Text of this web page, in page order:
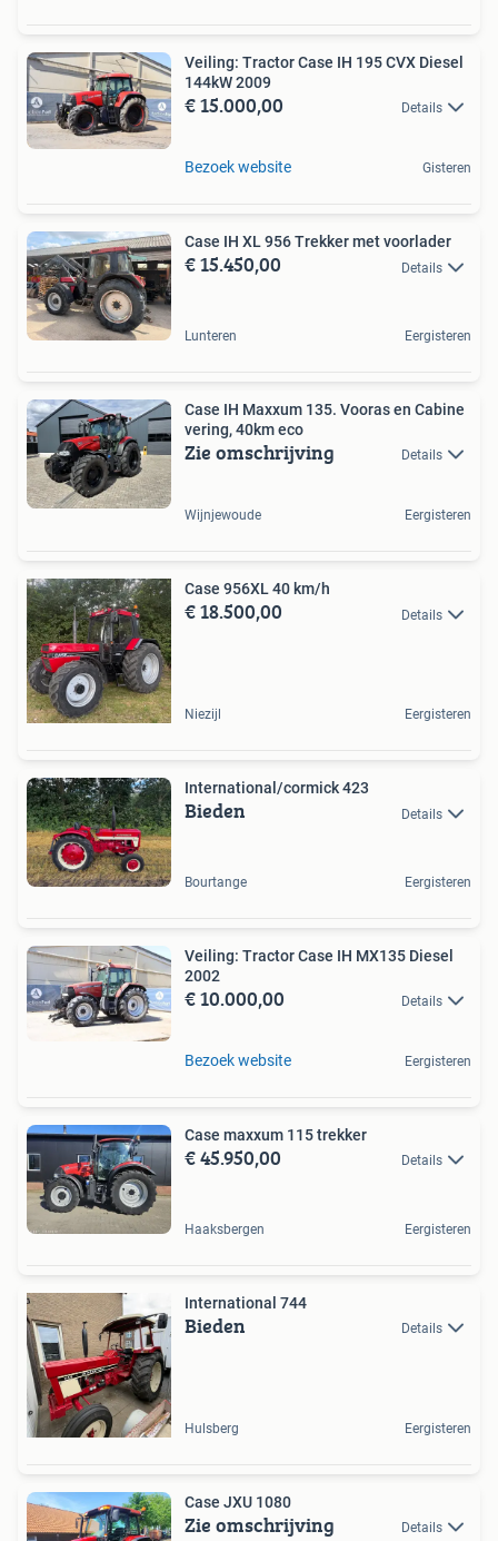
Veiling: Tractor Case IH 195 CVX Diesel
144kW 2009
€ 15.000,00 Details
Bezoek website Gisteren
Case IH XL 956 Trekker met voorlader
€ 15.450,00 Details
Lunteren Eergisteren
Case IH Maxxum 135. Vooras en Cabine
vering, 40km eco
Zie omschrijving Details
Wijnjewoude Eergisteren
Case 956XL 40 km/h
€ 18.500,00 Details
Niezijl Eergisteren
International/cormick 423
Bieden Details
Bourtange Eergisteren
Veiling: Tractor Case IH MX135 Diesel
2002
€ 10.000,00 Details
Bezoek website Eergisteren
Case maxxum 115 trekker
€ 45.950,00 Details
Haaksbergen Eergisteren
International 744
Bieden Details
Hulsberg Eergisteren
Case JXU 1080
Zie omschrijving Details